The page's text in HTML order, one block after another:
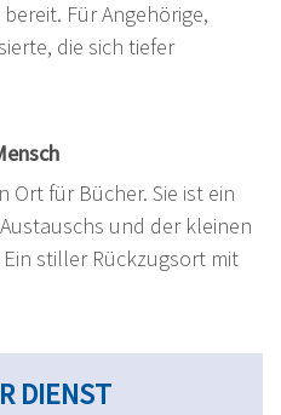
Für Angehörige,
die sich tiefer
Ort für Bücher. Sie ist ein
und der kleinen
stiller Rückzugsort mit
DIENST